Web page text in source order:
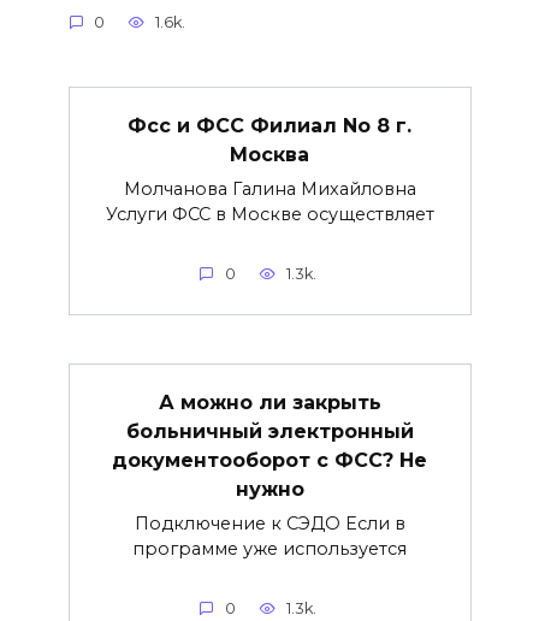
0 1.6k.
Фсс и ФСС Филиал No 8 г.
Москва
Молчанова Галина Михайловна
Услуги ФСС в Москве осуществляет
0 1.3k.
А можно ли закрыть
больничный электронный
документооборот с ФСС? Не
нужно
Подключение к СЭДО Если в
программе уже используется
0 1.3k.